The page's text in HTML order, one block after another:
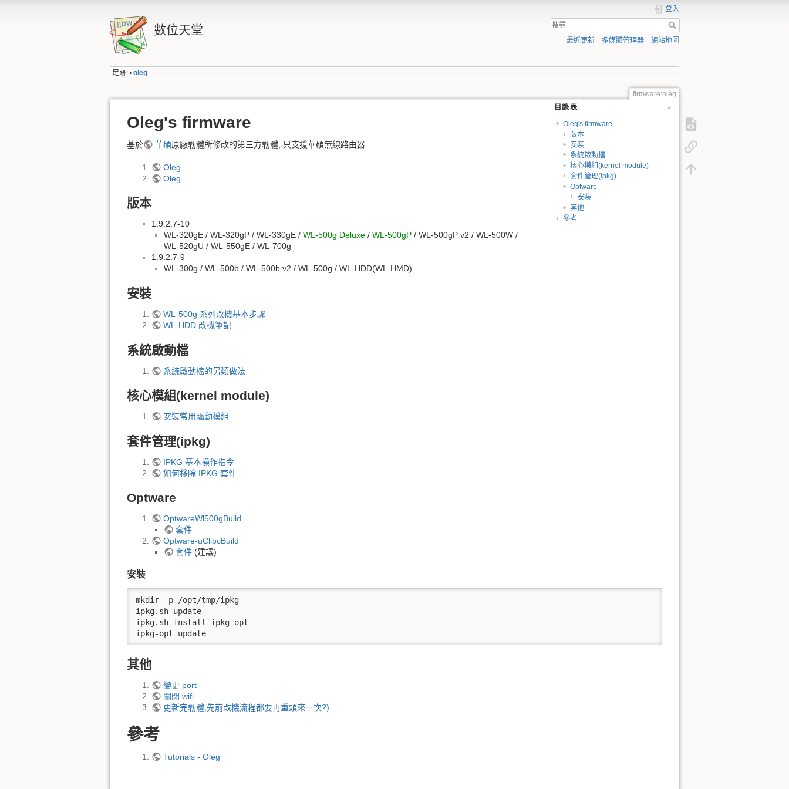
數位天堂
登入
最近更新 多媒體管理器 網站地圖
足跡: • oleg
firmware:oleg
目錄表
Oleg's firmware
版本
安裝
系統啟動檔
核心模組(kernel module)
套件管理(ipkg)
Optware
安裝
其他
參考
Oleg's firmware
基於 華碩原廠韌體所修改的第三方韌體, 只支援華碩無線路由器.
Oleg
Oleg
版本
1.9.2.7-10
WL-320gE / WL-320gP / WL-330gE / WL-500g Deluxe / WL-500gP / WL-500gP v2 / WL-500W /
WL-520gU / WL-550gE / WL-700g
1.9.2.7-9
WL-300g / WL-500b / WL-500b v2 / WL-500g / WL-HDD(WL-HMD)
安裝
WL-500g 系列改機基本步驟
WL-HDD 改機筆記
系統啟動檔
系統啟動檔的另類做法
核心模組(kernel module)
安裝常用驅動模組
套件管理(ipkg)
IPKG 基本操作指令
如何移除 IPKG 套件
Optware
OptwareWl500gBuild
套件
Optware-uClibcBuild
套件(建議)
安裝
mkdir -p /opt/tmp/ipkg
ipkg.sh update
ipkg.sh install ipkg-opt
ipkg-opt update
其他
變更 port
關閉 wifi
更新完韌體,先前改機流程都要再重頭來一次?)
參考
Tutorials - Oleg